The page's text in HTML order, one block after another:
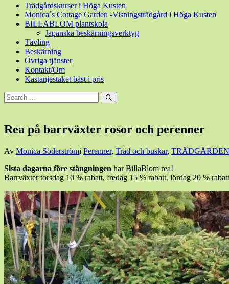
Trädgårdskurser i Höga Kusten
Monica´s Cottage Garden -Visningsträdgård i Höga Kusten
BILLABLOM plantskola
Japanska beskärningsverktyg
Tävling
Beskärning
Övriga tjänster
Kontakt/Om
Kastanjestaket bäst i pris
Sök
efter:
Sök
Rea på barrväxter rosor och perenner
Den
juni,
2014
Av Monica Söderströmi Perenner, Träd och buskar, TRÄDGÅRDEN
Sista dagarna före stängningen har BillaBlom rea!
Barrväxter torsdag 10 % rabatt, fredag 15 % rabatt, lördag 20 %